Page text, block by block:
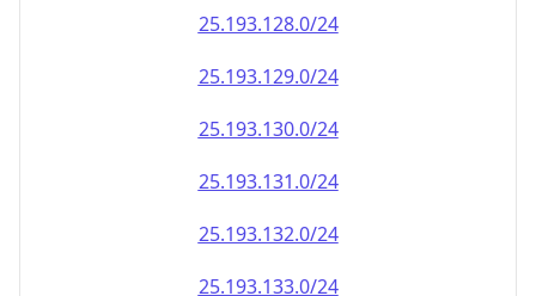
25.193.128.0/24
25.193.129.0/24
25.193.130.0/24
25.193.131.0/24
25.193.132.0/24
25.193.133.0/24